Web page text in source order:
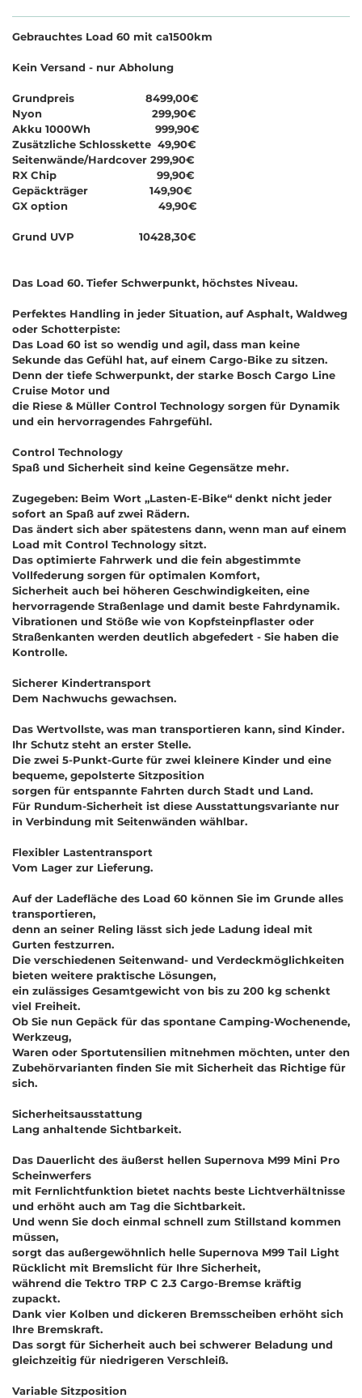
Gebrauchtes Load 60 mit ca1500km
Kein Versand - nur Abholung
Grundpreis 8499,00€
Nyon 299,90€
Akku 1000Wh 999,90€
Zusätzliche Schlosskette 49,90€
Seitenwände/Hardcover 299,90€
RX Chip 99,90€
Gepäckträger 149,90€
GX option 49,90€
Grund UVP 10428,30€
Das Load 60. Tiefer Schwerpunkt, höchstes Niveau.
Perfektes Handling in jeder Situation, auf Asphalt, Waldweg
oder Schotterpiste:
Das Load 60 ist so wendig und agil, dass man keine
Sekunde das Gefühl hat, auf einem Cargo-Bike zu sitzen.
Denn der tiefe Schwerpunkt, der starke Bosch Cargo Line
Cruise Motor und
die Riese & Müller Control Technology sorgen für Dynamik
und ein hervorragendes Fahrgefühl.
Control Technology
Spaß und Sicherheit sind keine Gegensätze mehr.
Zugegeben: Beim Wort „Lasten-E-Bike“ denkt nicht jeder
sofort an Spaß auf zwei Rädern.
Das ändert sich aber spätestens dann, wenn man auf einem
Load mit Control Technology sitzt.
Das optimierte Fahrwerk und die fein abgestimmte
Vollfederung sorgen für optimalen Komfort,
Sicherheit auch bei höheren Geschwindigkeiten, eine
hervorragende Straßenlage und damit beste Fahrdynamik.
Vibrationen und Stöße wie von Kopfsteinpflaster oder
Straßenkanten werden deutlich abgefedert - Sie haben die
Kontrolle.
Sicherer Kindertransport
Dem Nachwuchs gewachsen.
Das Wertvollste, was man transportieren kann, sind Kinder.
Ihr Schutz steht an erster Stelle.
Die zwei 5-Punkt-Gurte für zwei kleinere Kinder und eine
bequeme, gepolsterte Sitzposition
sorgen für entspannte Fahrten durch Stadt und Land.
Für Rundum-Sicherheit ist diese Ausstattungsvariante nur
in Verbindung mit Seitenwänden wählbar.
Flexibler Lastentransport
Vom Lager zur Lieferung.
Auf der Ladefläche des Load 60 können Sie im Grunde alles
transportieren,
denn an seiner Reling lässt sich jede Ladung ideal mit
Gurten festzurren.
Die verschiedenen Seitenwand- und Verdeckmöglichkeiten
bieten weitere praktische Lösungen,
ein zulässiges Gesamtgewicht von bis zu 200 kg schenkt
viel Freiheit.
Ob Sie nun Gepäck für das spontane Camping-Wochenende,
Werkzeug,
Waren oder Sportutensilien mitnehmen möchten, unter den
Zubehörvarianten finden Sie mit Sicherheit das Richtige für
sich.
Sicherheitsausstattung
Lang anhaltende Sichtbarkeit.
Das Dauerlicht des äußerst hellen Supernova M99 Mini Pro
Scheinwerfers
mit Fernlichtfunktion bietet nachts beste Lichtverhältnisse
und erhöht auch am Tag die Sichtbarkeit.
Und wenn Sie doch einmal schnell zum Stillstand kommen
müssen,
sorgt das außergewöhnlich helle Supernova M99 Tail Light
Rücklicht mit Bremslicht für Ihre Sicherheit,
während die Tektro TRP C 2.3 Cargo-Bremse kräftig
zupackt.
Dank vier Kolben und dickeren Bremsscheiben erhöht sich
Ihre Bremskraft.
Das sorgt für Sicherheit auch bei schwerer Beladung und
gleichzeitig für niedrigeren Verschleiß.
Variable Sitzposition